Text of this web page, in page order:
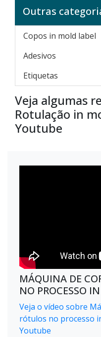
Outras
Copos in mold label
Adesivos
Etiquetas
Veja algumas
Rotulação in
Youtube
MÁQUINA DE
NO PROCESSO
Veja o vídeo sobre
rótulos no processo
Youtube